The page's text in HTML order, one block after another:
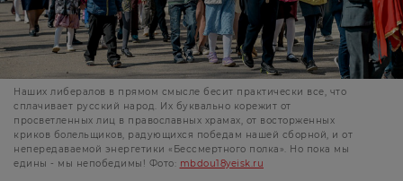
Наших либералов в прямом смысле бесит практически все, что
сплачивает русский народ. Их буквально корежит от
просветленных лиц в православных храмах, от восторженных
криков болельщиков, радующихся победам нашей сборной, и от
непередаваемой энергетики «Бессмертного полка». Но пока мы
едины - мы непобедимы! Фото: mbdou18yeisk.ru